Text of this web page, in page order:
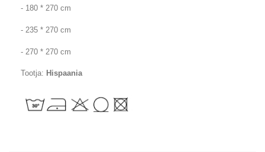
- 180 * 270 cm
- 235 * 270 cm
- 270 * 270 cm
Tootja: Hispaania